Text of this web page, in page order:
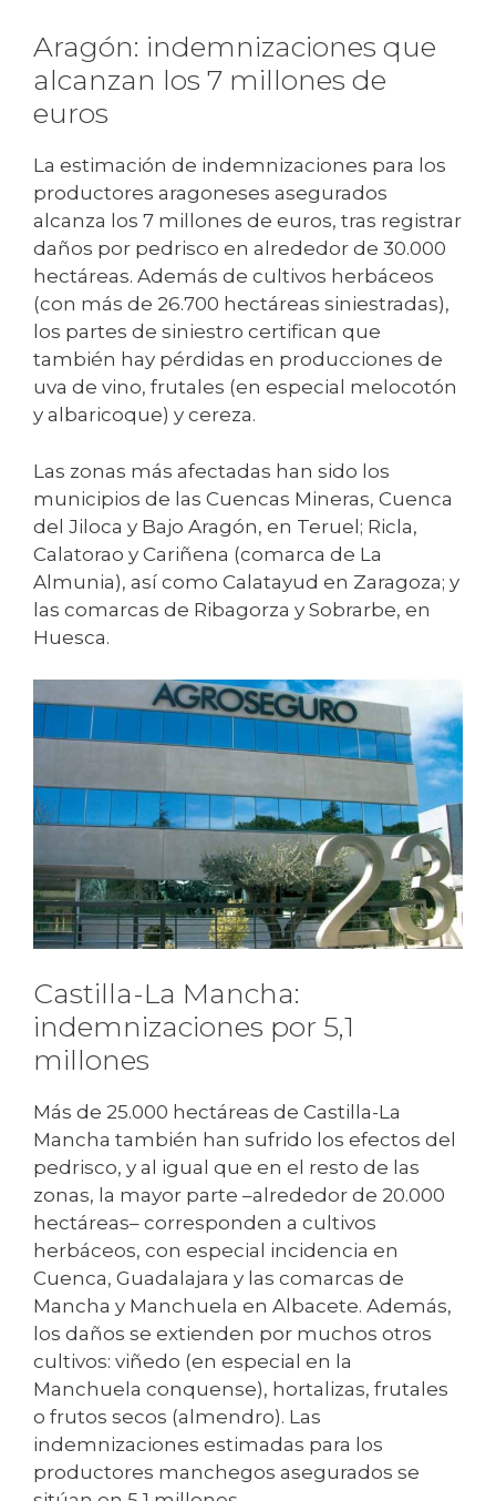
Aragón: indemnizaciones que
alcanzan los 7 millones de
euros
La estimación de indemnizaciones para los
productores aragoneses asegurados
alcanza los 7 millones de euros, tras registrar
daños por pedrisco en alrededor de 30.000
hectáreas. Además de cultivos herbáceos
(con más de 26.700 hectáreas siniestradas),
los partes de siniestro certifican que
también hay pérdidas en producciones de
uva de vino, frutales (en especial melocotón
y albaricoque) y cereza.
Las zonas más afectadas han sido los
municipios de las Cuencas Mineras, Cuenca
del Jiloca y Bajo Aragón, en Teruel; Ricla,
Calatorao y Cariñena (comarca de La
Almunia), así como Calatayud en Zaragoza; y
las comarcas de Ribagorza y Sobrarbe, en
Huesca.
Castilla-La Mancha:
indemnizaciones por 5,1
millones
Más de 25.000 hectáreas de Castilla-La
Mancha también han sufrido los efectos del
pedrisco, y al igual que en el resto de las
zonas, la mayor parte –alrededor de 20.000
hectáreas– corresponden a cultivos
herbáceos, con especial incidencia en
Cuenca, Guadalajara y las comarcas de
Mancha y Manchuela en Albacete. Además,
los daños se extienden por muchos otros
cultivos: viñedo (en especial en la
Manchuela conquense), hortalizas, frutales
o frutos secos (almendro). Las
indemnizaciones estimadas para los
productores manchegos asegurados se